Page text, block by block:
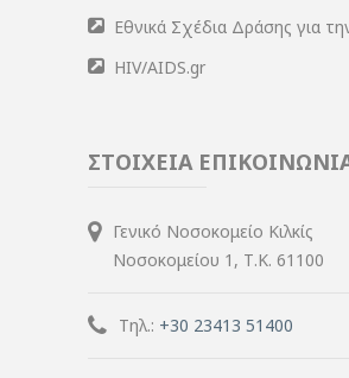
Εθνικά Σχέδια Δράσης για
HIV/AIDS.gr
ΣΤΟΙΧΕΙΑ
Γενικό Νοσοκομείο Κιλκίς
Νοσοκομείου 1, Τ.Κ. 61100
Τηλ.: +30 23413 51400